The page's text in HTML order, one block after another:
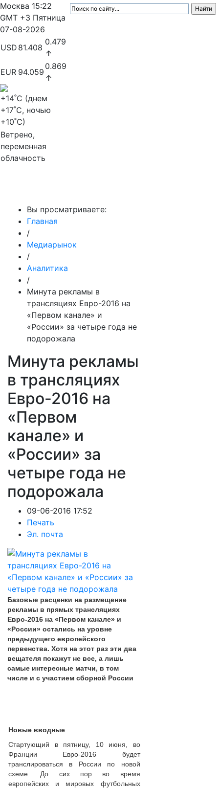
Москва 15:22
GMT +3 Пятница
07-08-2026
USD 81.408
0.479
↑
EUR 94.059
0.869
↑
+14˚C (днем
+17˚C, ночью
+10˚C)
Ветрено,
переменная
облачность
Вы просматриваете:
Главная
/
Медиарынок
/
Аналитика
/
Минута рекламы в
трансляциях Евро-2016 на
«Первом канале» и
«России» за четыре года не
подорожала
Минута рекламы
в трансляциях
Евро-2016 на
«Первом
канале» и
«России» за
четыре года не
подорожала
09-06-2016 17:52
Печать
Эл. почта
Базовые расценки на размещение
рекламы в прямых трансляциях
Евро-2016 на «Первом канале» и
«России» остались на уровне
предыдущего европейского
первенства. Хотя на этот раз эти два
вещателя покажут не все, а лишь
самые интересные матчи, в том
числе и с участием сборной России
Новые вводные
Стартующий в пятницу, 10 июня, во
Франции Евро-2016 будет
транслироваться в России по новой
схеме. До сих пор во время
европейских и мировых футбольных